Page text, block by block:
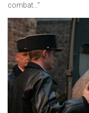
combat…”